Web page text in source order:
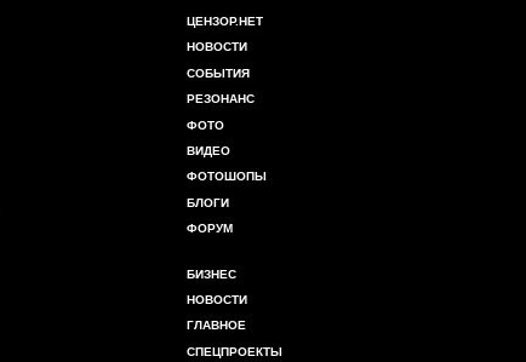
ЦЕНЗОР.НЕТ
НОВОСТИ
СОБЫТИЯ
РЕЗОНАНС
ФОТО
ВИДЕО
ФОТОШОПЫ
БЛОГИ
ФОРУМ
БИЗНЕС
НОВОСТИ
ГЛАВНОЕ
СПЕЦПРОЕКТЫ